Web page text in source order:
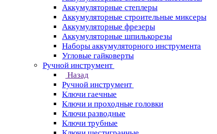
Аккумуляторные степлеры
Аккумуляторные строительные миксеры
Аккумуляторные фрезеры
Аккумуляторные шпилькорезы
Наборы аккумуляторного инструмента
Угловые гайковерты
Ручной инструмент
Назад
Ручной инструмент
Ключи гаечные
Ключи и проходные головки
Ключи разводные
Ключи трубные